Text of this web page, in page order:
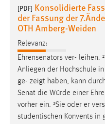
[PDF] Konsolidierte
der Fassung der
OTH Amberg-Weiden
Relevanz:
Ehrensenators ver- leihen.
Anliegen der Hochschule
ge- zeigt haben, kann
Senat die Würde einer
vorher ein. ³Sie oder er
studentischen Konvents in